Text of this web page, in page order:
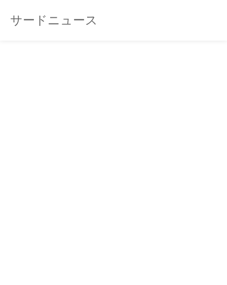
サードニュース